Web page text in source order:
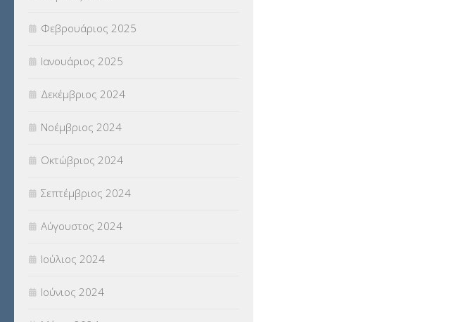
Φεβρουάριος 2025
Ιανουάριος 2025
Δεκέμβριος 2024
Νοέμβριος 2024
Οκτώβριος 2024
Σεπτέμβριος 2024
Αύγουστος 2024
Ιούλιος 2024
Ιούνιος 2024